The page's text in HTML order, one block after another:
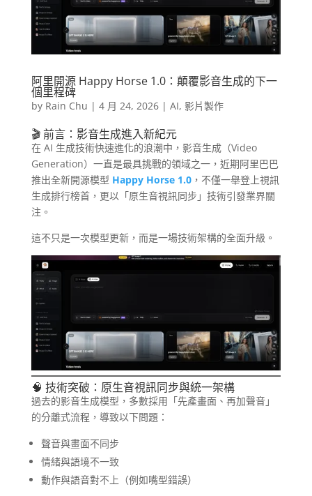
阿里開源 Happy Horse 1.0：顛覆影音生成的下一
個里程碑
by Rain Chu | 4 月 24, 2026| AI, 影片製作
🎬 前言：影音生成進入新紀元
在 AI 生成技術快速進化的浪潮中，影音生成（Video
Generation）一直是最具挑戰的領域之一，近期阿里巴巴
推出全新開源模型 Happy Horse 1.0，不僅一舉登上視訊
生成排行榜首，更以「原生音視訊同步」技術引發業界關
注。
這不只是一次模型更新，而是一場技術架構的全面升級。
🧠 技術突破：原生音視訊同步與統一架構
過去的影音生成模型，多數採用「先產畫面、再加聲音」
的分離式流程，導致以下問題：
聲音與畫面不同步
情緒與語境不一致
動作與語音對不上（例如嘴型錯誤）